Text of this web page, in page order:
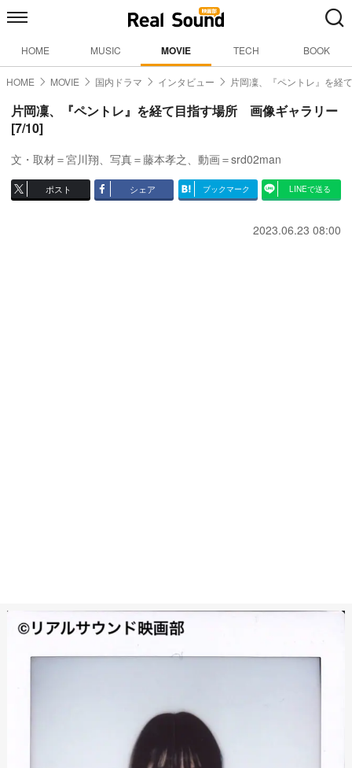
HOME MUSIC MOVIE TECH BOOK
HOME MOVIE 国内ドラマ インタビュー 片岡凜、『ペントレ』を経
片岡凜、『ペントレ』を経て目指す場所 画像ギャラリー
[7/10]
文・取材＝宮川翔、写真＝藤本孝之、動画＝srd02man
ポスト シェア ブックマーク LINEで送る
2023.06.23 08:00